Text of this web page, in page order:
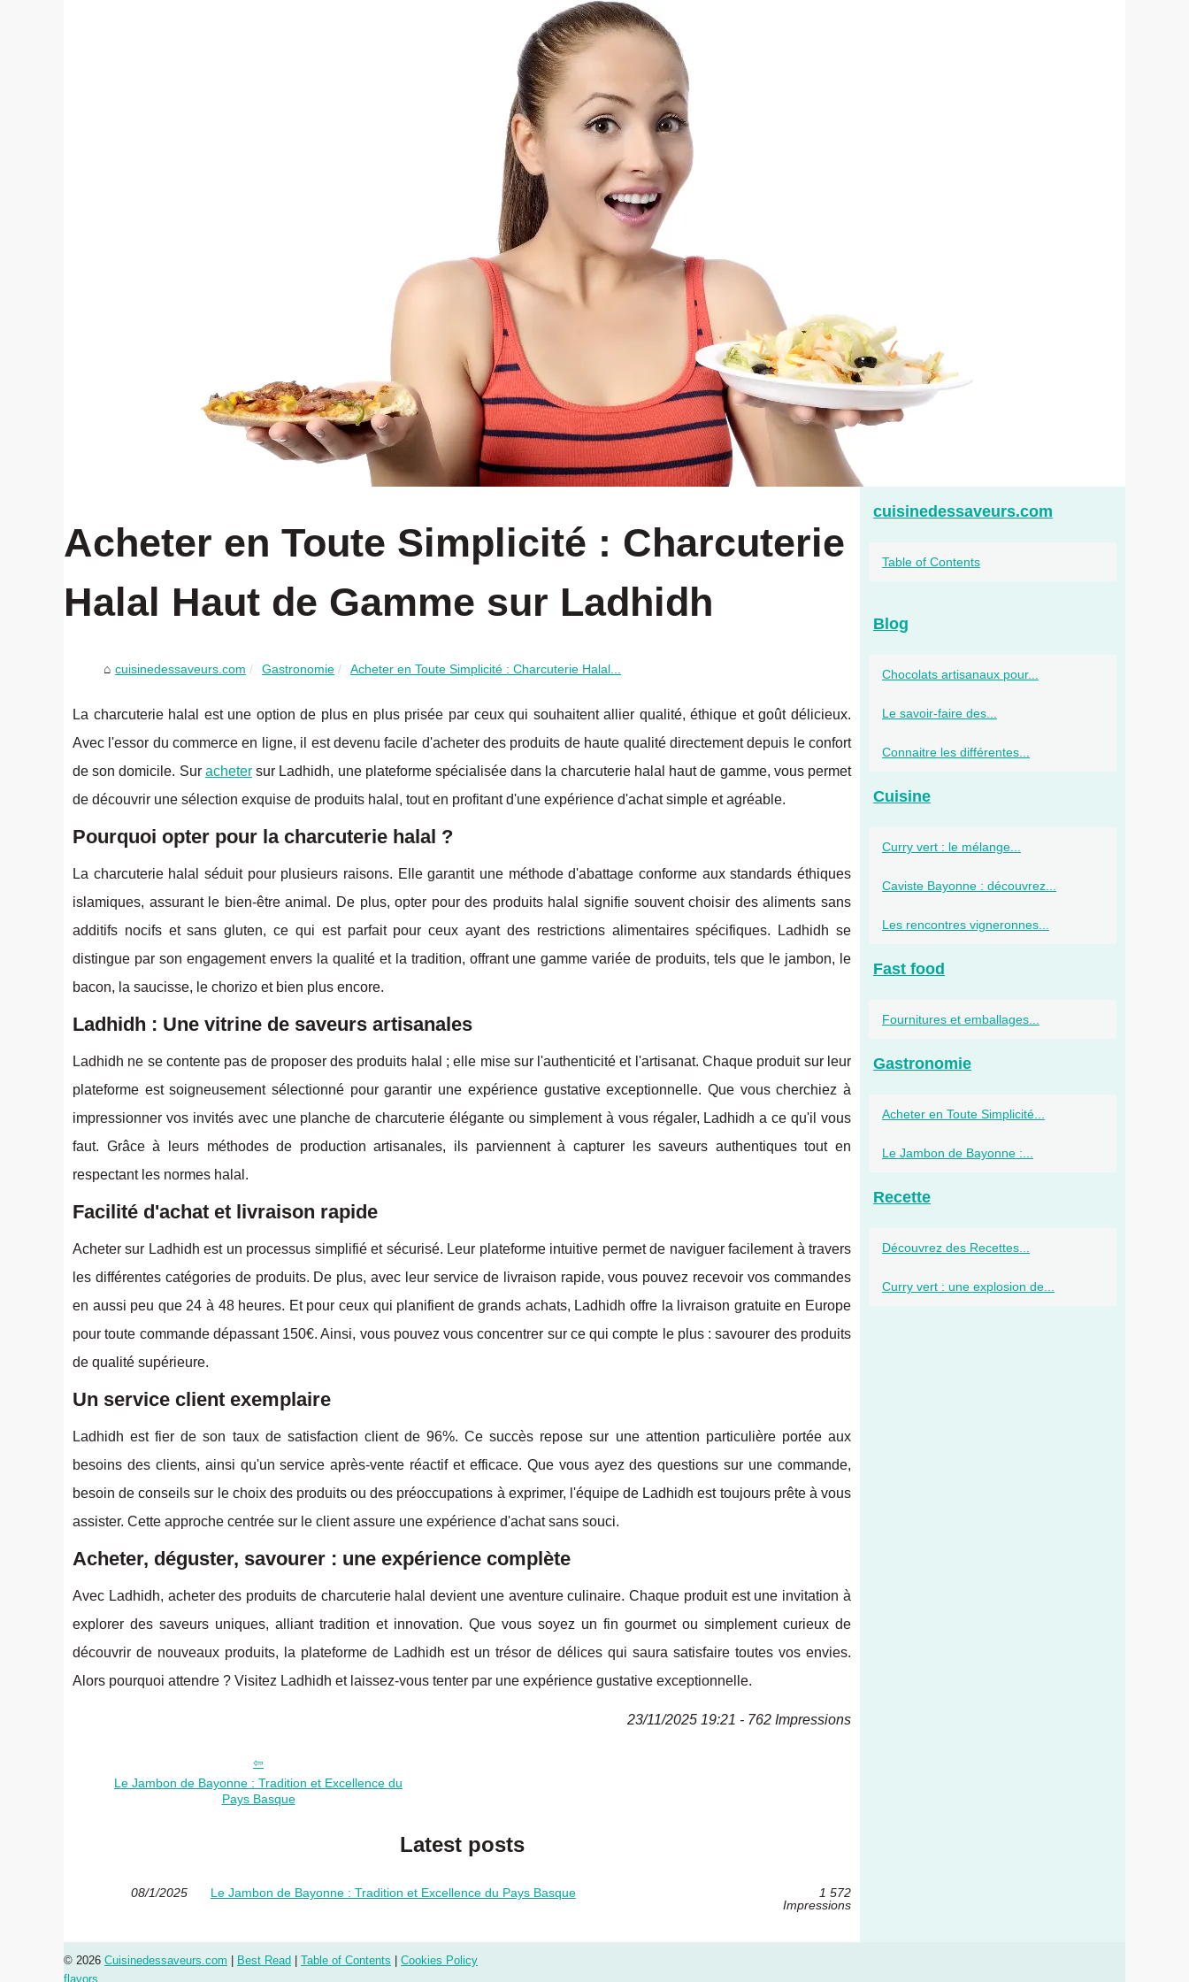
Acheter en Toute Simplicité : Charcuterie
Halal Haut de Gamme sur Ladhidh
cuisinedessaveurs.com Gastronomie Acheter en Toute Simplicité : Charcuterie Halal...
La charcuterie halal est une option de plus en plus prisée par ceux qui souhaitent allier qualité, éthique et goût délicieux.
Avec l'essor du commerce en ligne, il est devenu facile d'acheter des produits de haute qualité directement depuis le confort
de son domicile. Sur achetersur Ladhidh, une plateforme spécialisée dans la charcuterie halal haut de gamme, vous permet
de découvrir une sélection exquise de produits halal, tout en profitant d'une expérience d'achat simple et agréable.
Pourquoi opter pour la charcuterie halal ?
La charcuterie halal séduit pour plusieurs raisons. Elle garantit une méthode d'abattage conforme aux standards éthiques
islamiques, assurant le bien-être animal. De plus, opter pour des produits halal signifie souvent choisir des aliments sans
additifs nocifs et sans gluten, ce qui est parfait pour ceux ayant des restrictions alimentaires spécifiques. Ladhidh se
distingue par son engagement envers la qualité et la tradition, offrant une gamme variée de produits, tels que le jambon, le
bacon, la saucisse, le chorizo et bien plus encore.
Ladhidh : Une vitrine de saveurs artisanales
Ladhidh ne se contente pas de proposer des produits halal ; elle mise sur l'authenticité et l'artisanat. Chaque produit sur leur
plateforme est soigneusement sélectionné pour garantir une expérience gustative exceptionnelle. Que vous cherchiez à
impressionner vos invités avec une planche de charcuterie élégante ou simplement à vous régaler, Ladhidh a ce qu'il vous
faut. Grâce à leurs méthodes de production artisanales, ils parviennent à capturer les saveurs authentiques tout en
respectant les normes halal.
Facilité d'achat et livraison rapide
Acheter sur Ladhidh est un processus simplifié et sécurisé. Leur plateforme intuitive permet de naviguer facilement à travers
les différentes catégories de produits. De plus, avec leur service de livraison rapide, vous pouvez recevoir vos commandes
en aussi peu que 24 à 48 heures. Et pour ceux qui planifient de grands achats, Ladhidh offre la livraison gratuite en Europe
pour toute commande dépassant 150€. Ainsi, vous pouvez vous concentrer sur ce qui compte le plus : savourer des produits
de qualité supérieure.
Un service client exemplaire
Ladhidh est fier de son taux de satisfaction client de 96%. Ce succès repose sur une attention particulière portée aux
besoins des clients, ainsi qu'un service après-vente réactif et efficace. Que vous ayez des questions sur une commande,
besoin de conseils sur le choix des produits ou des préoccupations à exprimer, l'équipe de Ladhidh est toujours prête à vous
assister. Cette approche centrée sur le client assure une expérience d'achat sans souci.
Acheter, déguster, savourer : une expérience complète
Avec Ladhidh, acheter des produits de charcuterie halal devient une aventure culinaire. Chaque produit est une invitation à
explorer des saveurs uniques, alliant tradition et innovation. Que vous soyez un fin gourmet ou simplement curieux de
découvrir de nouveaux produits, la plateforme de Ladhidh est un trésor de délices qui saura satisfaire toutes vos envies.
Alors pourquoi attendre ? Visitez Ladhidh et laissez-vous tenter par une expérience gustative exceptionnelle.
23/11/2025 19:21 - 762 Impressions
Le Jambon de Bayonne : Tradition et Excellence du
Pays Basque
Latest posts
08/1/2025 Le Jambon de Bayonne : Tradition et Excellence du Pays Basque
1 572
Impressions
cuisinedessaveurs.com
Table of Contents
Blog
Chocolats artisanaux pour...
Le savoir-faire des...
Connaitre les différentes...
Cuisine
Curry vert : le mélange...
Caviste Bayonne : découvrez...
Les rencontres vigneronnes...
Fast food
Fournitures et emballages...
Gastronomie
Acheter en Toute Simplicité...
Le Jambon de Bayonne :...
Recette
Découvrez des Recettes...
Curry vert : une explosion de...
© 2026 Cuisinedessaveurs.com Best Read Table of Contents
Cookies Policy
flavors